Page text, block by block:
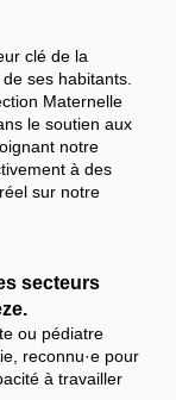
clé de la
ses habitants.
Maternelle
le soutien aux
notre
à des
sur notre
secteurs
ou pédiatre
reconnu·e pour
à travailler